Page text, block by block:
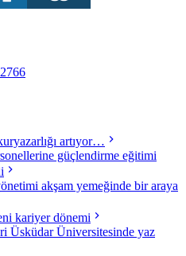
artıyor…
güçlendirme eğitimi
akşam yemeğinde bir araya
kariyer dönemi
Üsküdar Üniversitesinde yaz